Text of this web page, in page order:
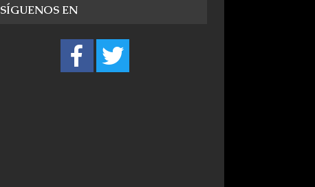
SÍGUENOS EN